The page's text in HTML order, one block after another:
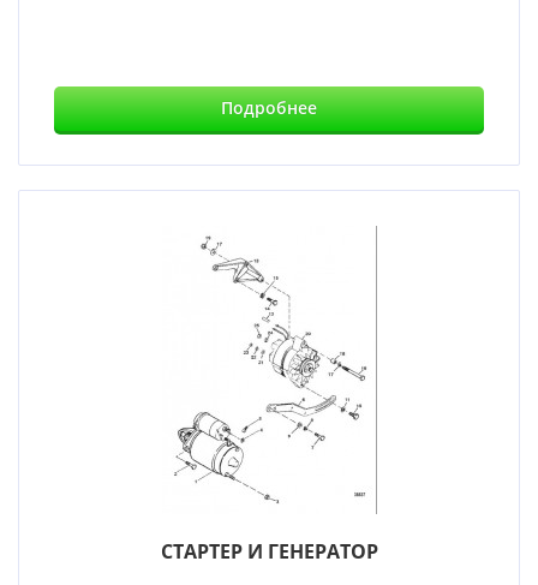
Подробнее
СТАРТЕР И ГЕНЕРАТОР